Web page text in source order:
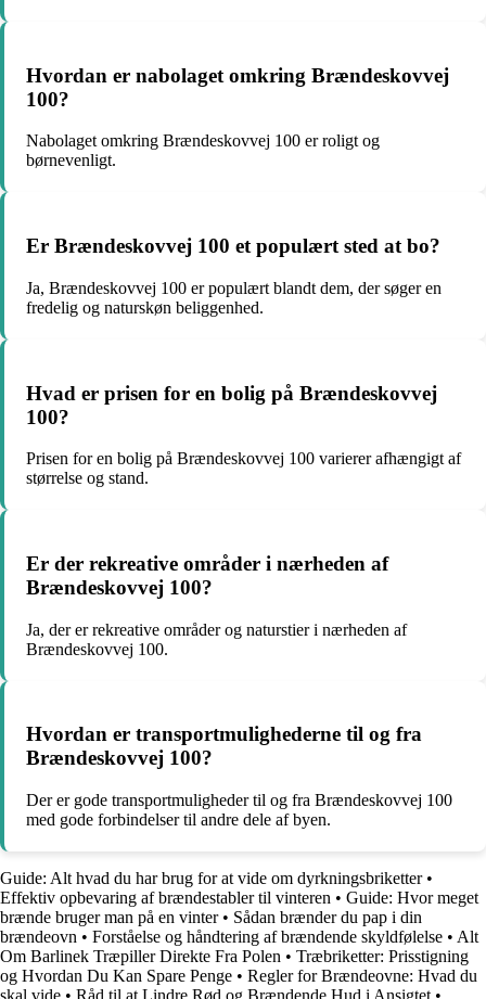
Hvordan er nabolaget omkring Brændeskovvej
100?
Nabolaget omkring Brændeskovvej 100 er roligt og
børnevenligt.
Er Brændeskovvej 100 et populært sted at bo?
Ja, Brændeskovvej 100 er populært blandt dem, der søger en
fredelig og naturskøn beliggenhed.
Hvad er prisen for en bolig på Brændeskovvej
100?
Prisen for en bolig på Brændeskovvej 100 varierer afhængigt af
størrelse og stand.
Er der rekreative områder i nærheden af
Brændeskovvej 100?
Ja, der er rekreative områder og naturstier i nærheden af
Brændeskovvej 100.
Hvordan er transportmulighederne til og fra
Brændeskovvej 100?
Der er gode transportmuligheder til og fra Brændeskovvej 100
med gode forbindelser til andre dele af byen.
Guide: Alt hvad du har brug for at vide om dyrkningsbriketter•
Effektiv opbevaring af brændestabler til vinteren • Guide: Hvor meget
brænde bruger man på en vinter• Sådan brænder du pap i din
brændeovn • Forståelse og håndtering af brændende skyldfølelse • Alt
Om Barlinek Træpiller Direkte Fra Polen • Træbriketter: Prisstigning
og Hvordan Du Kan Spare Penge • Regler for Brændeovne: Hvad du